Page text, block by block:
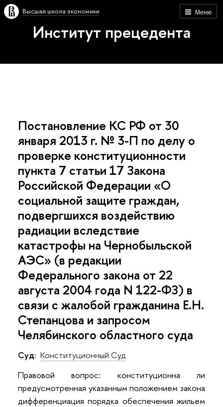
Меню
Высшая школа экономики
Институт прецедента
Постановление КС РФ от 30
января 2013 г. № 3-П по делу о
проверке конституционности
пункта 7 статьи 17 Закона
Российской Федерации «О
социальной защите граждан,
подвергшихся воздействию
радиации вследствие
катастрофы на Чернобыльской
АЭС» (в редакции
Федерального закона от 22
августа 2004 года N 122-ФЗ) в
связи с жалобой гражданина Е.Н.
Степанцова и запросом
Челябинского областного суда
Суд: Конституционный Суд
Правовой вопрос: конституционна ли
предусмотренная указанным положением закона
дифференциация порядка обеспечения жильем